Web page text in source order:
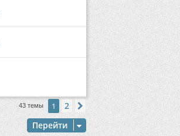
43 темы 1 2
Перейти